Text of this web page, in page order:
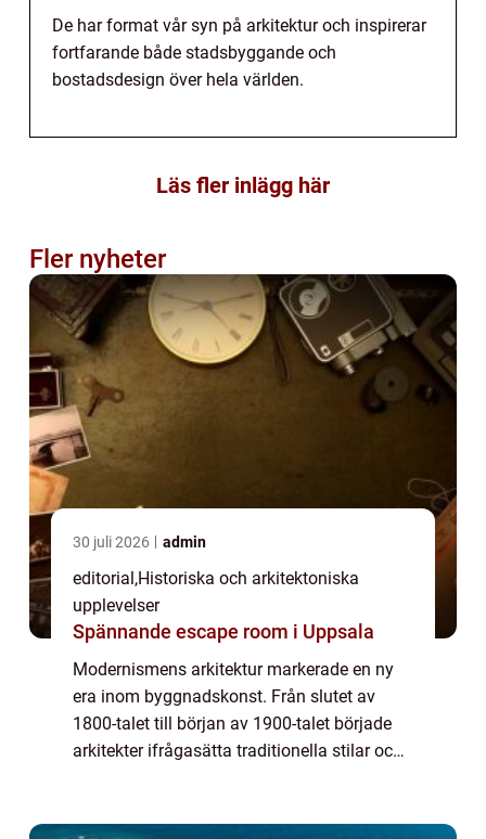
De har format vår syn på arkitektur och inspirerar
fortfarande både stadsbyggande och
bostadsdesign över hela världen.
Läs fler inlägg här
Fler nyheter
30 juli 2026 admin
editorial,Historiska och arkitektoniska
upplevelser
Spännande escape room i Uppsala
Modernismens arkitektur markerade en ny
era inom byggnadskonst. Från slutet av
1800-talet till början av 1900-talet började
arkitekter ifrågasätta traditionella stilar och i